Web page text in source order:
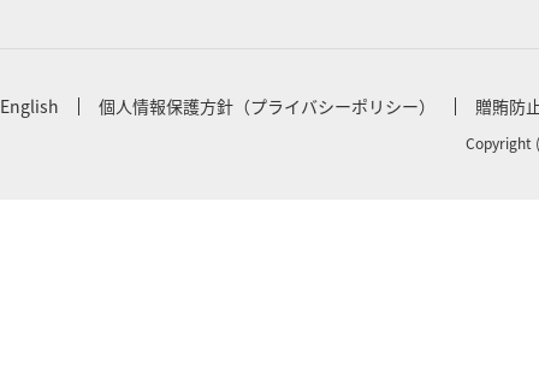
English 個人情報保護方針（プライバシーポリシー） 贈賄防
Copyright